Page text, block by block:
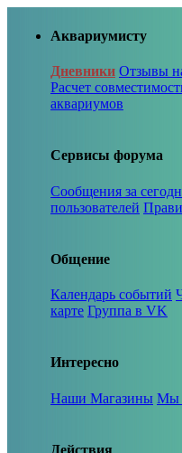
Аквариумисту
Дневники Отзывы
Расчет
аквариумов
Сервисы форума
Сообщения за
пользователей
Общение
Календарь событий
карте Группа в VK
Интересно
Наши Магазины Мы
Действия